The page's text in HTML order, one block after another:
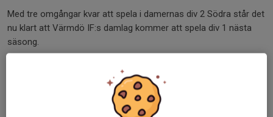
Med tre omgångar kvar att spela i damernas div 2 Södra står det
nu klart att Värmdö IF:s damlag kommer att spela div 1 nästa
säsong.
Efter att ha tillbringat de senaste säsongerna i div 2 och div 3
samtidigt som man gått...